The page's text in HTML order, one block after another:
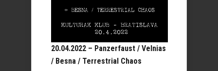
20.04.2022 – Panzerfaust / Velnias
/ Besna / Terrestrial Chaos